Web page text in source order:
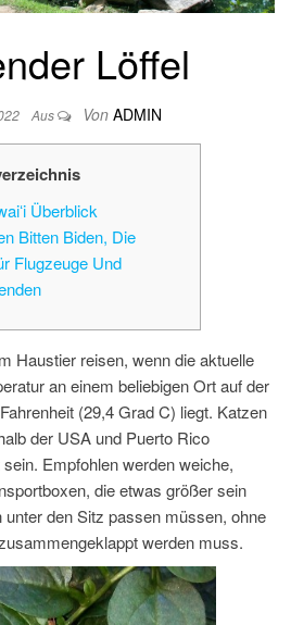
Löffel
Aus Von ADMIN
Überblick
Bitten Biden, Die
Flugzeuge Und
Haustier reisen, wenn die aktuelle
an einem beliebigen Ort auf der
(29,4 Grad C) liegt. Katzen
der USA und Puerto Rico
Empfohlen werden weiche,
die etwas größer sein
den Sitz passen müssen, ohne
werden muss.